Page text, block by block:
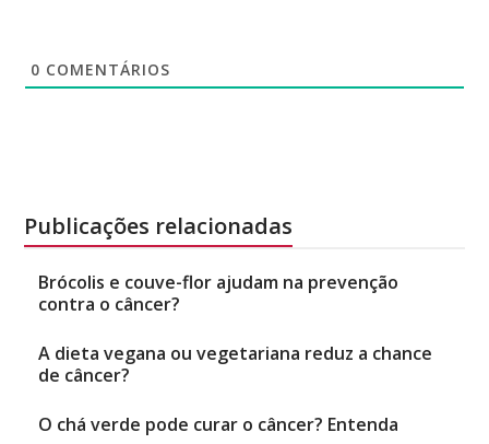
0 COMENTÁRIOS
Publicações relacionadas
Brócolis e couve-flor ajudam na prevenção
contra o câncer?
A dieta vegana ou vegetariana reduz a chance
de câncer?
O chá verde pode curar o câncer? Entenda